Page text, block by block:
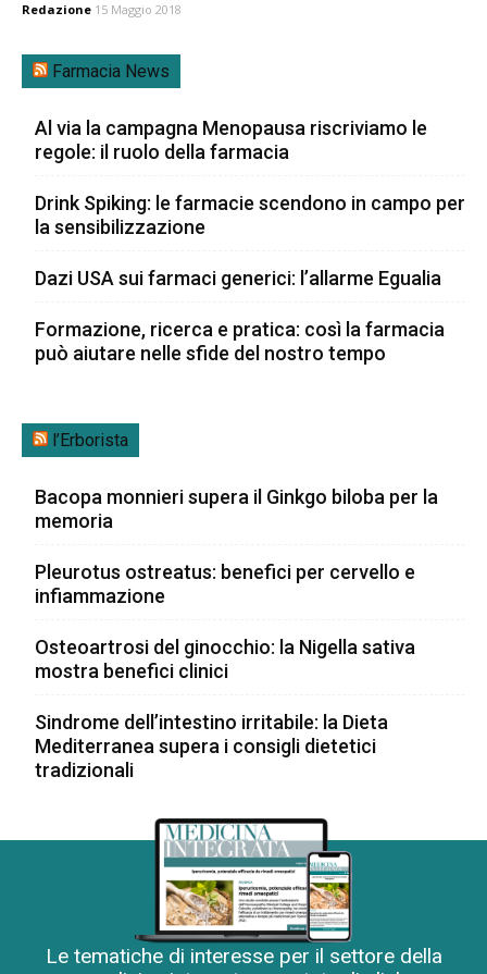
Redazione 15 Maggio 2018
Farmacia News
Al via la campagna Menopausa riscriviamo le
regole: il ruolo della farmacia
Drink Spiking: le farmacie scendono in campo per
la sensibilizzazione
Dazi USA sui farmaci generici: l’allarme Egualia
Formazione, ricerca e pratica: così la farmacia
può aiutare nelle sfide del nostro tempo
l’Erborista
Bacopa monnieri supera il Ginkgo biloba per la
memoria
Pleurotus ostreatus: benefici per cervello e
infiammazione
Osteoartrosi del ginocchio: la Nigella sativa
mostra benefici clinici
Sindrome dell’intestino irritabile: la Dieta
Mediterranea supera i consigli dietetici
tradizionali
Le tematiche di interesse per il settore della